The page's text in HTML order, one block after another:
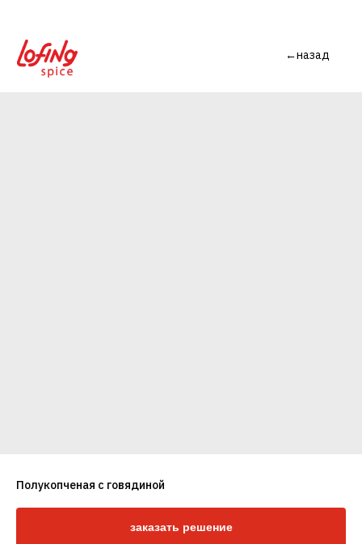
Полукопченая с говядиной
заказать решение